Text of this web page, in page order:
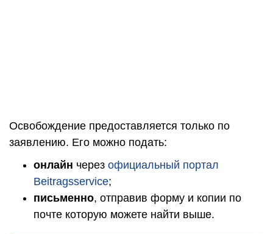
Освобождение предоставляется только по
заявлению. Его можно подать:
онлайн через официальный портал
Beitragsservice;
письменно, отправив форму и копии по
почте которую можете найти выше.